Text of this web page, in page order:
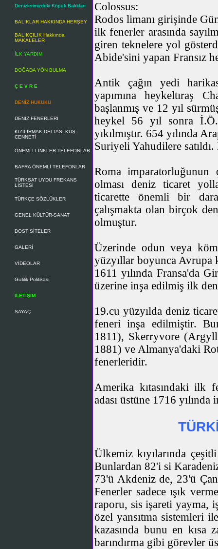
Denizlerimizdeki Köpek Balıkları
BALIKLAR HAKKINDA HERŞEY
BALIKÇILIK Hakkında
MAKALELER
İLK YARDIM
DOĞADA YÖN BULMA
Ç E V R E
DENİZ HUKUKU
DENİZ FENERLERİ
KIZILIRMAK DELTASI KUŞ
CENNETİ
ÖNEMLİ LİNKLER TELEFONLAR
BAFRA ÖNEMLİ TELEFONLAR
TÜRKSAT UYDU FREKANS
LİSTESİ
TÜRKÇE SÖZLÜKLER
GENEL KÜLTÜR-SANAT
DOST SİTELER
GALERİ
VİDEOLAR
Gizlilik Politikası
İLETİŞİM
SAYAÇ
Colossus:
Rodos limanı girişinde
ilk fenerler arasında
giren teknelere yol
Abide'sini yapan Fransız
Antik çağın yedi
yapımına heykeltıraş
başlanmış ve 12 yıl
heykel 56 yıl sonra İ.Ö.
yıkılmıştır. 654 yılında
Suriyeli Yahudilere
Roma imparatorluğunun
olması deniz ticaret
ticarette önemli bir
çalışmakta olan birçok
olmuştur.
Üzerinde odun veya
yüzyıllar boyunca Avrupa
1611 yılında Fransa'da
üzerine inşa edilmiş ilk
19.cu yüzyılda deniz
feneri inşa edilmiştir.
1811), Skerryvore
1881) ve Almanya'daki
fenerleridir.
Amerika kıtasındaki ilk
adası üstüne 1716 yılında
Ülkemiz kıyılarında
Bunlardan 82'i si
73'ü Akdeniz de, 23'ü
Fenerler sadece ışık
raporu, sis işareti yayma,
özel yansıtma sistemleri
kazasında bunu en kısa
barındırma gibi görevler